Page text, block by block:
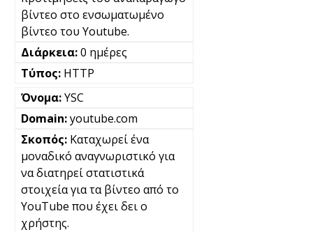
βίντεο στο ενσωματωμένο
βίντεο του Youtube.
0 ημέρες
HTTP
YSC
youtube.com
Καταχωρεί ένα
μοναδικό αναγνωριστικό για
να διατηρεί στατιστικά
στοιχεία για τα βίντεο από το
YouTube που έχει δει ο
χρήστης.